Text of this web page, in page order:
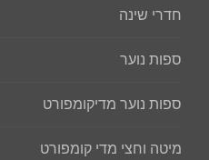
חדרי שינה
ספות נוער
ספות נוער מדיקומפורט
מיטה וחצי מדי קומפורט